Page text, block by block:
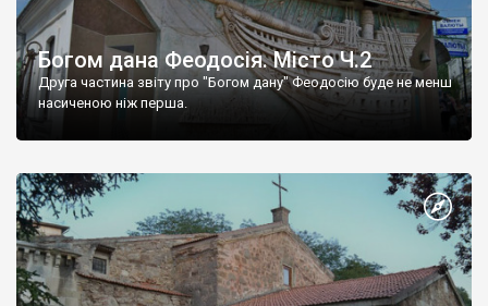
Богом дана Феодосія. Місто Ч.2
Друга частина звіту про "Богом дану" Феодосію буде не менш
насиченою ніж перша.